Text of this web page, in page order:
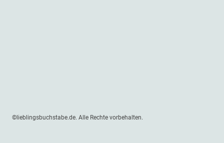
©lieblingsbuchstabe.de. Alle Rechte vorbehalten.